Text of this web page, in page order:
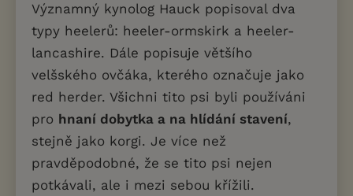
Významný kynolog Hauck popisoval dva
typy heelerů: heeler-ormskirk a heeler-
lancashire. Dále popisuje většího
velšského ovčáka, kterého označuje jako
red herder. Všichni tito psi byli používáni
pro hnaní dobytka a na hlídání stavení,
stejně jako korgi. Je více než
pravděpodobné, že se tito psi nejen
potkávali, ale i mezi sebou křížili.